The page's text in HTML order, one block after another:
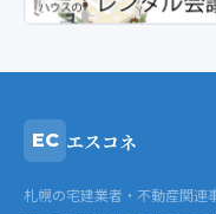
EC エスコネ
札幌の宅建業者・不動産関連